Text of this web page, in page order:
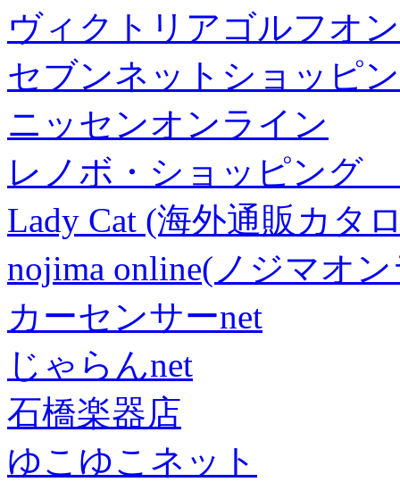
ヴィクトリアゴルフオ
セブンネットショッピ
ニッセンオンライン
レノボ・ショッピング
Lady Cat (海外通販カタ
nojima online(ノジマオ
カーセンサーnet
じゃらんnet
石橋楽器店
ゆこゆこネット